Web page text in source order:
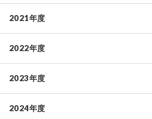
2021年度
2022年度
2023年度
2024年度